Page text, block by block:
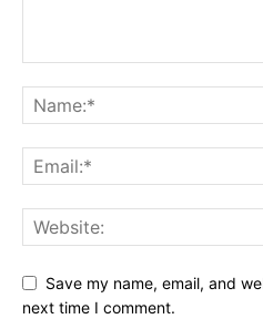
Save my name, email, and
next time I comment.